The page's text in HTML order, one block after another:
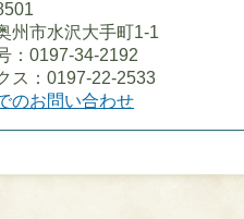
州市水沢大手町1-1
：0197-34-2192
ス：0197-22-2533
のお問い合わせ